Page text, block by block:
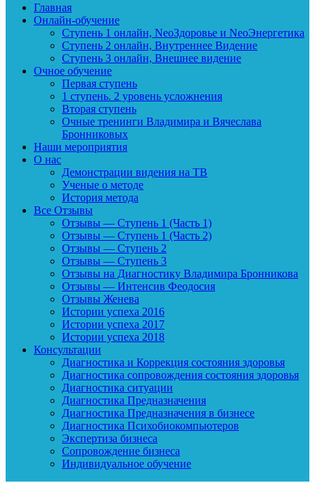
Главная
Онлайн-обучение
Ступень 1 онлайн, NeoЗдоровье и NeoЭнергетика
Ступень 2 онлайн, Внутреннее Видение
Ступень 3 онлайн, Внешнее видение
Очное обучение
Первая ступень
1 ступень. 2 уровень усложнения
Вторая ступень
Очные тренинги Владимира и Вячеслава
Бронниковых
Наши мероприятия
О нас
Демонстрации видения на ТВ
Ученые о методе
История метода
Все Отзывы
Отзывы — Ступень 1 (Часть 1)
Отзывы — Ступень 1 (Часть 2)
Отзывы — Ступень 2
Отзывы — Ступень 3
Отзывы на Диагностику Владимира Бронникова
Отзывы — Интенсив Феодосия
Отзывы Женева
Истории успеха 2016
Истории успеха 2017
Истории успеха 2018
Консультации
Диагностика и Коррекция состояния здоровья
Диагностика сопровождения состояния здоровья
Диагностика ситуации
Диагностика Предназначения
Диагностика Предназначения в бизнесе
Диагностика Психобиокомпьютеров
Экспертиза бизнеса
Сопровождение бизнеса
Индивидуальное обучение